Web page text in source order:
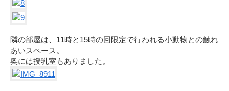
隣の部屋は、11時と15時の回限定で行われる小動物との触れ
あいスペース。
奥には授乳室もありました。